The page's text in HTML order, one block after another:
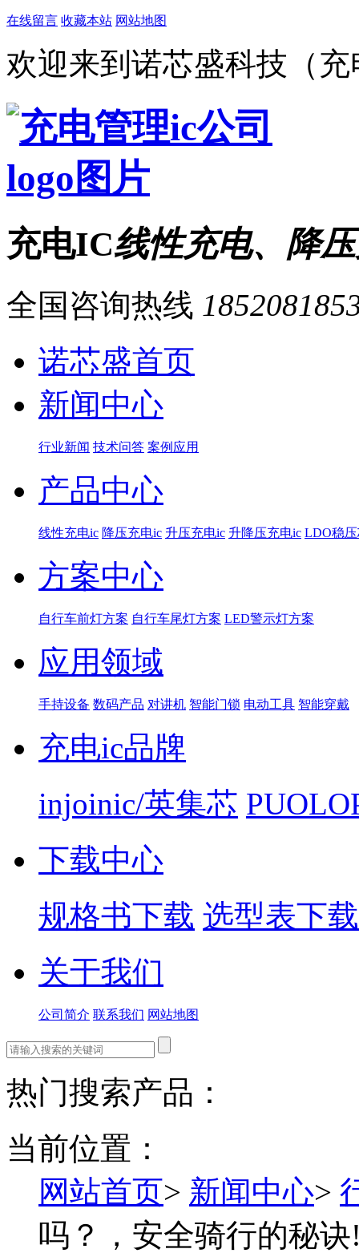
在线留言 收藏本站 网站地图
欢迎来到诺芯盛科技（
充电IC线性充电、降
全国咨询热线
诺芯盛首页
新闻中心
行业新闻 技术问答 案例应用
产品中心
线性充电ic 降压充电ic 升压充电ic 升降压充电ic LDO稳
方案中心
自行车前灯方案 自行车尾灯方案 LED警示灯方案
应用领域
手持设备 数码产品 对讲机 智能门锁 电动工具 智能穿戴
充电ic品牌
injoinic/英集芯
下载中心
规格书下载 选型表下载
关于我们
公司简介 联系我们 网站地图
热门搜索产品：
当前位置：
网站首页> 新闻中心>
吗？，安全骑行的秘诀